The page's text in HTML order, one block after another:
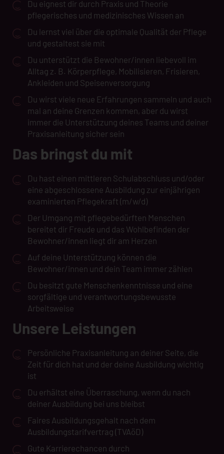
Du eignest dir durch Praxis und Theorie
pflegerisches und medizinisches Wissen an
Du lernst viel über die optimale Qualität der Pflege
und gestaltest sie mit
Du unterstützt die Bewohner/innen liebevoll im
Alltag z. B. Körperpflege, Mobilisieren, Frisieren,
Ankleiden und Speisenversorgung
Du wirst viele neue Erfahrungen sammeln und auch
mal an deine Grenzen kommen, aber du wirst
immer die Unterstützung deines Teams und deiner
Praxisanleitung sicher sein
Das bringst du mit
Du hast einen mittleren Schulabschluss und/oder
eine abgeschlossene Ausbildung zur einjährigen
examinierten Pflegekraft (m/w/d)
Der Umgang mit pflegebedürften Menschen
bereitet dir Freude und das Wohlbefinden der
Bewohner/innen liegt dir am Herzen
Auf deine Unterstützung können die
Bewohner/innen und dein Team immer zählen
Du besitzt gute Menschenkenntnisse und eine
sorgfältige und verantwortungsbewusste
Arbeitsweise
Unsere Leistungen
Persönliche Praxisanleitung an deiner Seite, die
Zeit für dich hat und der deine Ausbildung wichtig
ist
Du erhältst eine Überraschung, wenn du nach
deiner Ausbildung bei uns bleibst
Faires Ausbildungsgehalt nach dem
Ausbildungstarifvertrag (TVAöD)
Gute Karrierechancen durch